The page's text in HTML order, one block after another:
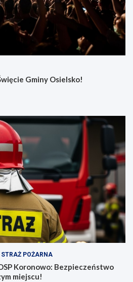
Gminy Osielsko!
STRAŻ POŻARNA
Koronowo: Bezpieczeństwo
miejscu!